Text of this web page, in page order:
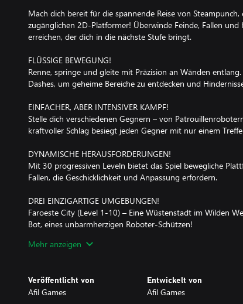
Mach dich bereit für die spannende Reise von
zugänglichen 2D-Platformer! Überwinde Feinde, Fallen und
erreichen, der dich in die nächste Stufe bringt.
FLÜSSIGE BEWEGUNG!
Renne, springe und gleite mit Präzision an Wänden
Dashes, um geheime Bereiche zu entdecken und
EINFACHER, ABER INTENSIVER KAMPF!
Stelle dich verschiedenen Gegnern – von
kraftvoller Schlag besiegt jeden Gegner mit nur einem
DYNAMISCHE HERAUSFORDERUNGEN!
Mit 30 progressiven Leveln bietet das Spiel bewegliche
Fallen, die Geschicklichkeit und Anpassung erfordern.
DREI EINZIGARTIGE UMGEBUNGEN!
Faroeste City (Level 1-10) – Eine Wüstenstadt im Wilden
Bot, eines unbarmherzigen Roboter-Schützen!
Schwerkraft und gefährlicher Tiefsee-Gegner.
BIST DU BEREIT FÜR DIE HERAUSFORDERUNG?
Mehr anzeigen
Veröffentlicht von
Afil Games
Entwickelt von
Afil Games